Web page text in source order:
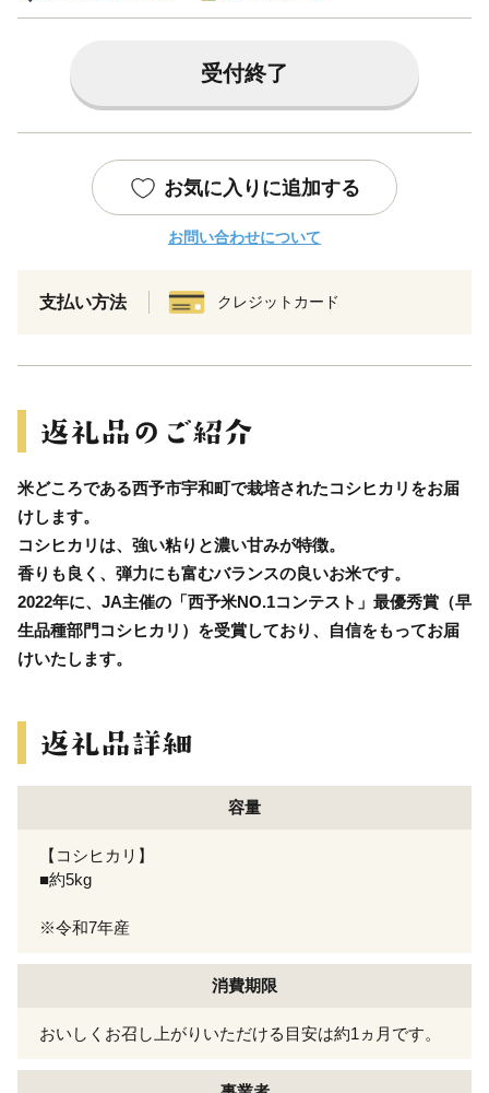
受付終了
お気に入りに追加する
お問い合わせについて
支払い方法 クレジットカード
米どころである西予市宇和町で栽培されたコシヒカリをお届
けします。
コシヒカリは、強い粘りと濃い甘みが特徴。
香りも良く、弾力にも富むバランスの良いお米です。
2022年に、JA主催の「西予米NO.1コンテスト」最優秀賞（早
生品種部門コシヒカリ）を受賞しており、自信をもってお届
けいたします。
容量
【コシヒカリ】
■約5kg
※令和7年産
消費期限
おいしくお召し上がりいただける目安は約1ヵ月です。